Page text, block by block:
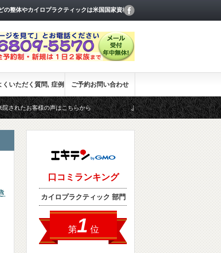
の整体やカイロプラクティックは米国国家資格お
くいただく質問, 症例 ご予約お問い合わせ
声はこちらから よくいただく質問 ブログ記事一覧